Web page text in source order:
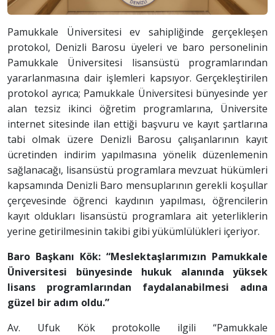
Pamukkale Üniversitesi ev sahipliğinde gerçekleşen
protokol, Denizli Barosu üyeleri ve baro personelinin
Pamukkale Üniversitesi lisansüstü programlarından
yararlanmasına dair işlemleri kapsıyor. Gerçekleştirilen
protokol ayrıca; Pamukkale Üniversitesi bünyesinde yer
alan tezsiz ikinci öğretim programlarına, Üniversite
internet sitesinde ilan ettiği başvuru ve kayıt şartlarına
tabi olmak üzere Denizli Barosu çalışanlarının kayıt
ücretinden indirim yapılmasına yönelik düzenlemenin
sağlanacağı, lisansüstü programlara mevzuat hükümleri
kapsamında Denizli Baro mensuplarının gerekli koşullar
çerçevesinde öğrenci kaydının yapılması, öğrencilerin
kayıt oldukları lisansüstü programlara ait yeterliklerin
yerine getirilmesinin takibi gibi yükümlülükleri içeriyor.
Baro Başkanı Kök: “Meslektaşlarımızın Pamukkale
Üniversitesi bünyesinde hukuk alanında yüksek
lisans programlarından faydalanabilmesi adına
güzel bir adım oldu.”
Av. Ufuk Kök protokolle ilgili “Pamukkale